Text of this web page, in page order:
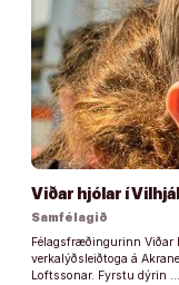
Viðar hjólar í
Samfélagið
Félagsfræðingurinn Viðar
verkalýðsleiðtoga á
Loftssonar. Fyrstu dýrin …